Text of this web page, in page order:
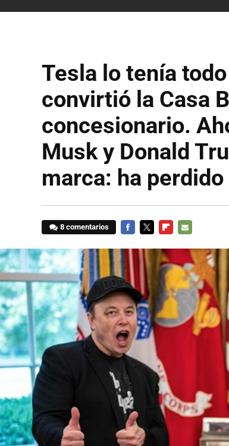
Tesla lo tenía
convirtió la Casa
concesionario.
Musk y Donald
marca: ha
8 comentarios
MAIL